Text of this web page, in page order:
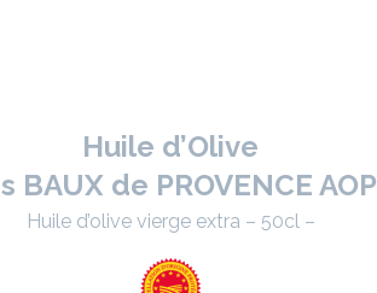
Huile d’Olive
BAUX de PROVENCE AOP
Huile d’olive vierge extra – 50cl –